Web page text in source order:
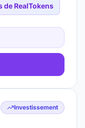
de RealTokens
Investissement